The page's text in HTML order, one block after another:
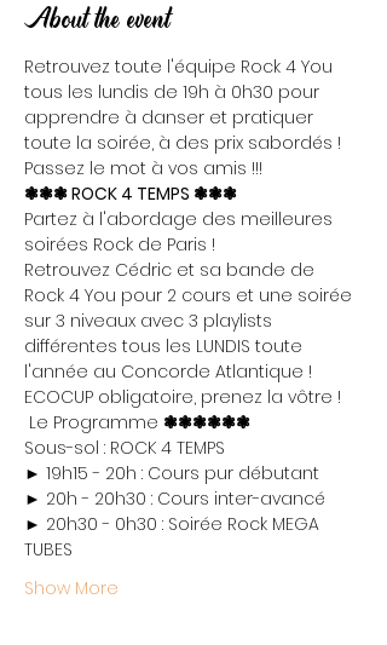
About the event
Retrouvez toute l'équipe Rock 4 You
tous les lundis de 19h à 0h30 pour
apprendre à danser et pratiquer
toute la soirée, à des prix sabordés !
Passez le mot à vos amis !!!
❃❃❃ ROCK 4 TEMPS ❃❃❃
Partez à l'abordage des meilleures
soirées Rock de Paris !
Retrouvez Cédric et sa bande de
Rock 4 You pour 2 cours et une soirée
sur 3 niveaux avec 3 playlists
différentes tous les LUNDIS toute
l'année au Concorde Atlantique !
ECOCUP obligatoire, prenez la vôtre !
Le Programme ❃❃❃❃❃❃
Sous-sol : ROCK 4 TEMPS
► 19h15 - 20h : Cours pur débutant
► 20h - 20h30 : Cours inter-avancé
► 20h30 - 0h30 : Soirée Rock MEGA
TUBES
Show More